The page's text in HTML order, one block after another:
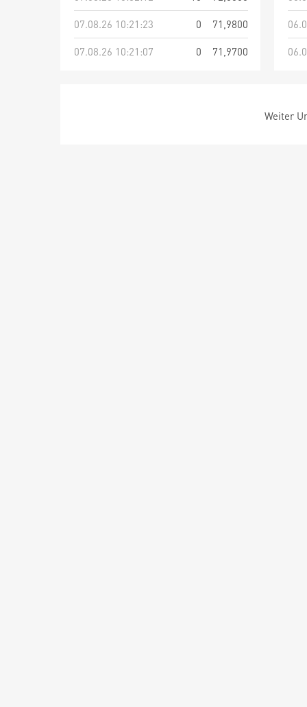
07.08.26 10:21:23
0
71,9800
07.08.26 10:21:07
0 71,9700
Weiter